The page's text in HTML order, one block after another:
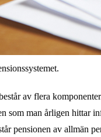
av flera
som man årligen hittar
pensionen av allmän